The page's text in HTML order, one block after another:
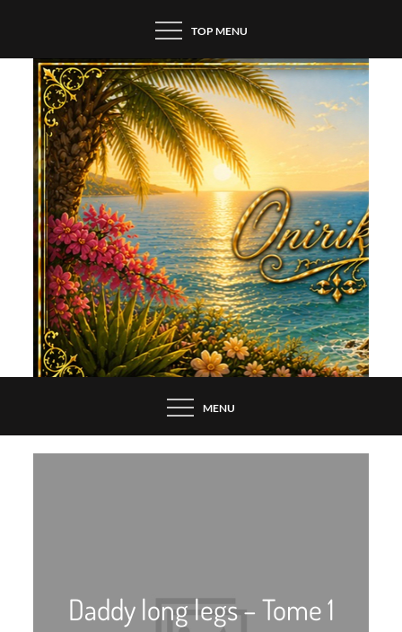
content
TOP MENU
MENU
Daddy long legs – Tome 1